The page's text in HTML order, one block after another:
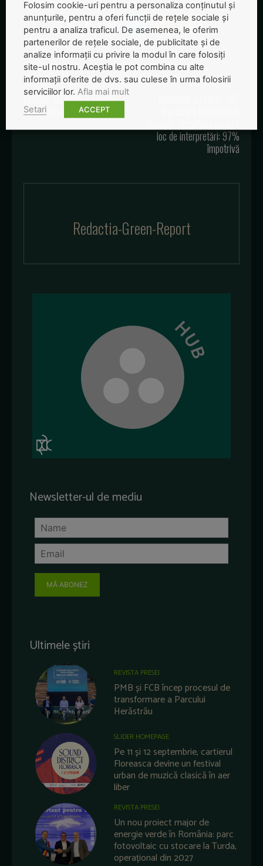
Articolul precedent
Grădina din cutie, o soluție
pentru fermierii urbani
Articolul următor
loc de interpretări: 97%
împotrivă
Redactia-Green-Report
Newsletter-ul de mediu
MĂ ABONEZ
Ultimele știri
REVISTA PRESEI
PMB și FCB încep procesul de
transformare a Parcului
Herăstrău
SLIDER HOMEPAGE
Pe 11 și 12 septembrie, cartierul
Floreasca devine un festival
urban de muzică clasică în aer
liber
REVISTA PRESEI
Un nou proiect major de
energie verde în România: parc
fotovoltaic cu stocare la Turda,
operațional din 2027
Folosim cookie-uri pentru a personaliza conținutul și
anunțurile, pentru a oferi funcții de rețele sociale și
pentru a analiza traficul. De asemenea, le oferim
partenerilor de rețele sociale, de publicitate și de
analize informații cu privire la modul în care folosiți
site-ul nostru. Aceștia le pot combina cu alte
informații oferite de dvs. sau culese în urma folosirii
serviciilor lor. Afla mai mult
Setari
ACCEPT